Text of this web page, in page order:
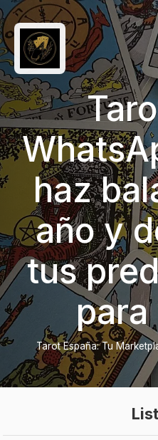
haz
año y
tus
Tarot España: Tu